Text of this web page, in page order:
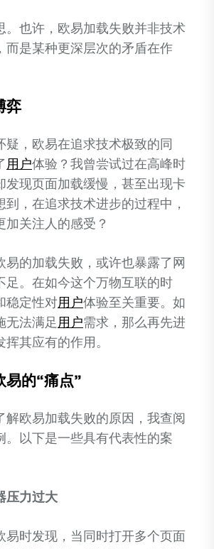
。也许，欧易加载失败并非技术
而是某种更深层次的矛盾在作
弈
疑，欧易在追求技术极致的同
用户体验？我曾尝试过在高峰时
发现页面加载缓慢，甚至出现卡
，在追求技术进步的过程中，
关注人的感受？
易的加载失败，或许也暴露了网
足。在如今这个万物互联的时
稳定性对用户体验至关重要。如
无法满足用户需求，那么再先进
其应有的作用。
的“痛点”
解欧易加载失败的原因，我查阅
。以下是一些具有代表性的案
压力过大
易时发现，当同时打开多个页面